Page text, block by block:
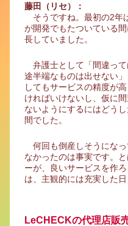
藤田（リセ）：
そうですね。最初の2年
が開発でもたついている
長していました。
弁護士として「間違っ
途半端なものは出せない
してもサービスの精度が
ければいけないし、仮に
ないようにするにはどう
間でした。
何回も倒産しそうにな
なかったのは事実です。
ーが、良いサービスを作
は、主観的には充実した日
LeCHECKの代理店販